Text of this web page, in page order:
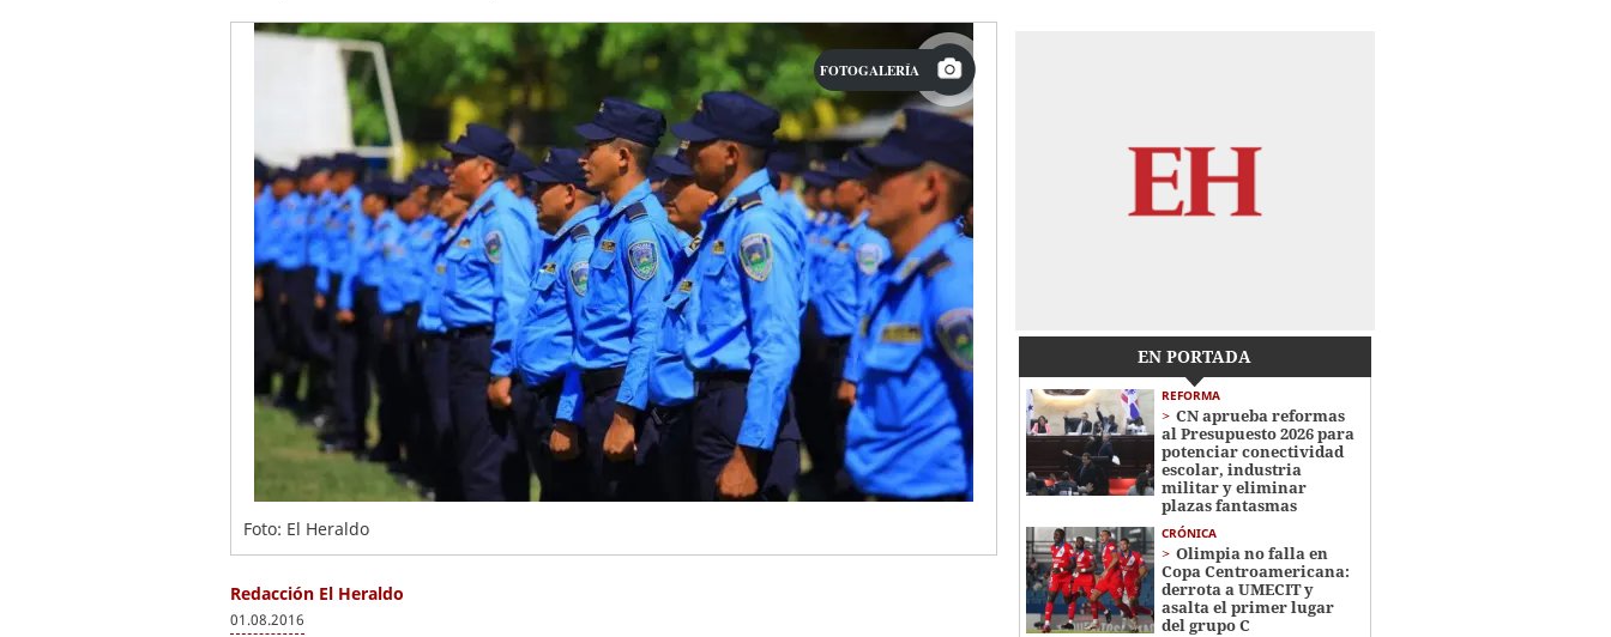
FOTOGALERÍA
Foto: El Heraldo
Redacción El Heraldo
01.08.2016
EN PORTADA
REFORMA
CN aprueba reformas
al Presupuesto 2026 para
potenciar conectividad
escolar, industria
militar y eliminar
plazas fantasmas
CRÓNICA
Olimpia no falla en
Copa Centroamericana:
derrota a UMECIT y
asalta el primer lugar
del grupo C